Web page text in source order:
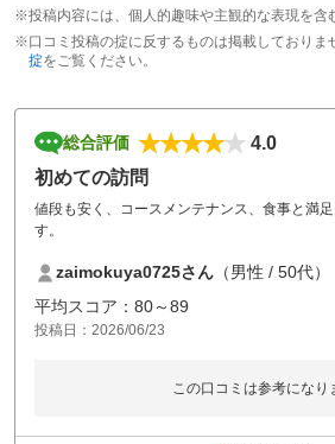
※投稿内容には、個人的趣味や主観的な表現を含
※口コミ投稿の掟に反するものは掲載しておりま
掟をご覧ください。
総合評価
4.0
初めての訪問
値段も安く、コースメンテナンス、食事と満
す。
zaimokuya0725さん （男性 / 50代）
平均スコア：80～89
投稿日：2026/06/23
この口コミは参考になり